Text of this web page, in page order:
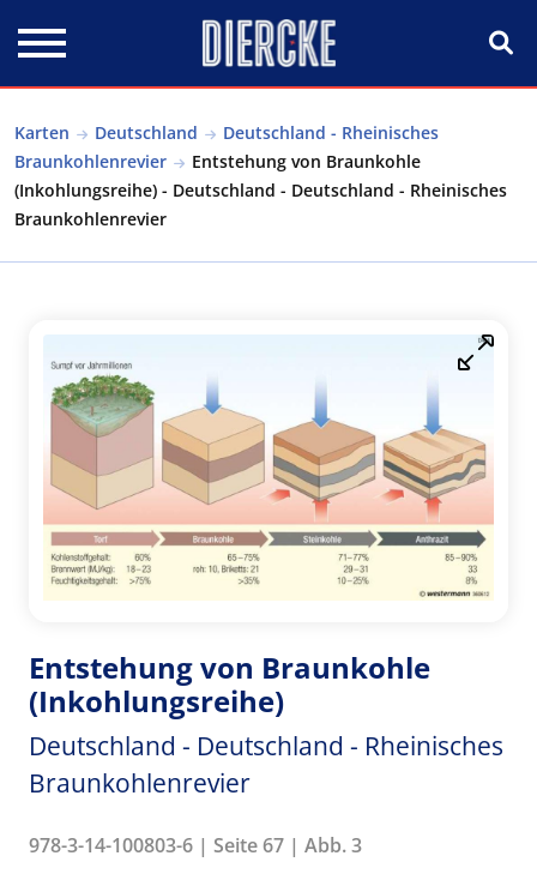
Karten Deutschland
Deutschland - Rheinisches
Braunkohlenrevier
Entstehung von Braunkohle
(Inkohlungsreihe) - Deutschland - Deutschland - Rheinisches
Braunkohlenrevier
Entstehung von Braunkohle
(Inkohlungsreihe)
Deutschland - Deutschland - Rheinisches
Braunkohlenrevier
978-3-14-100803-6 | Seite 67 | Abb. 3